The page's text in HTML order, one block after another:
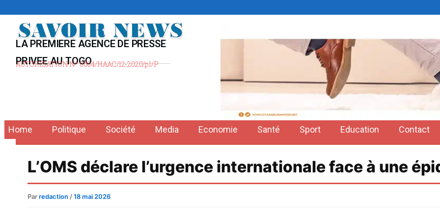
contenu
LA PREMIERE AGENCE DE PRESSE
PRIVEE AU TOGO
AUTORISATION N° 0004/HAAC/12-2020/pl/P
Home Politique Société Media Economie Santé Sport Education Contact
L’OMS déclare l’urgence internationale face à une
Parredaction /18 mai 2026